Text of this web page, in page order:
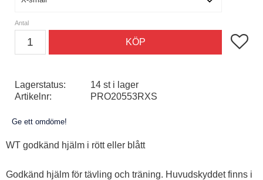
Antal
KÖP Lägg
Lagerstatus
14 st i lager
Artikelnr
PRO20553RXS
Ge ett omdöme!
WT godkänd hjälm i rött eller blått
Godkänd hjälm för tävling och träning. Huvudskyddet finns i